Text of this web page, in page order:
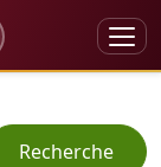
Recherche